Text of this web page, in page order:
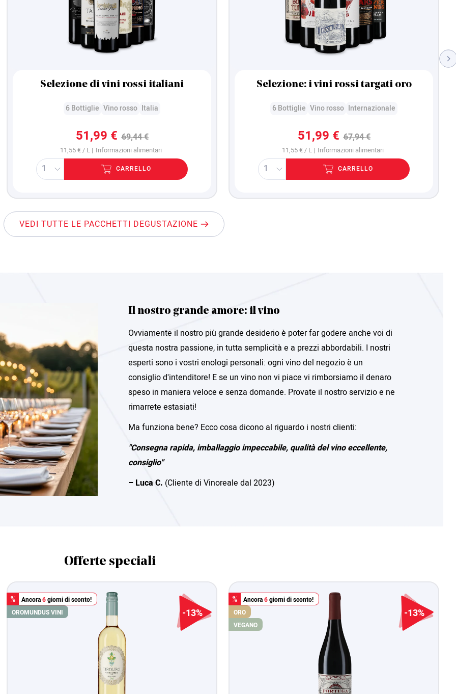
Selezione di vini rossi italiani
6 Bottiglie Vino rosso Italia
51,99 € 69,44 €
11,55 € / L | Informazioni alimentari
CARRELLO
Selezione: i vini rossi targati oro
6 Bottiglie Vino rosso Internazionale
51,99 € 67,94 €
11,55 € / L | Informazioni alimentari
CARRELLO
VEDI TUTTE LE PACCHETTI DEGUSTAZIONE
Il nostro grande amore: il vino
Ovviamente il nostro più grande desiderio è poter far godere anche voi di
questa nostra passione, in tutta semplicità e a prezzi abbordabili. I nostri
esperti sono i vostri enologi personali: ogni vino del negozio è un
consiglio d'intenditore! E se un vino non vi piace vi rimborsiamo il denaro
speso in maniera veloce e senza domande. Provate il nostro servizio e ne
rimarrete estasiati!
Ma funziona bene? Ecco cosa dicono al riguardo i nostri clienti:
"Consegna rapida, imballaggio impeccabile, qualità del vino eccellente,
consiglio"
– Luca C. (Cliente di Vinoreale dal 2023)
Offerte speciali
% Ancora6giorni di sconto!
OROMUNDUS VINI -13%
% Ancora6giorni di sconto!
ORO
VEGANO
-13%